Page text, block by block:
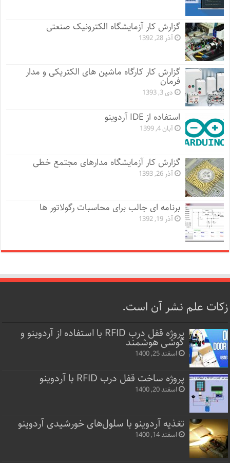
گزارش کار آزمایشگاه الکترونیک صنعتی
آذر 28, 1392
گزارش کار کارگاه ماشین های الکتریکی و مدار
فرمان
دی 3, 1393
استفاده از IDE آردوینو
آبان 4, 1399
گزارش کار آزمایشگاه مدارهای مجتمع خطی
آذر 26, 1393
برنامه ای جالب برای محاسبات رگولاتور ها
آذر 19, 1392
زکات علم نشر آن است.
پروژه قفل‌ درب RFID با استفاده از آردوینو و
گوشی هوشمند
اسفند 25, 1400
پروژه ساخت قفل‌ درب RFID با آردوینو
اسفند 20, 1400
تغذیه آردوینو با سلول‌های خورشیدی آردوینو
اسفند 14, 1400